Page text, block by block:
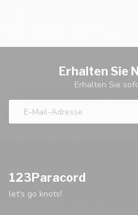
Erhalten Sie
Erhalten Sie
123Paracord
let's go knots!